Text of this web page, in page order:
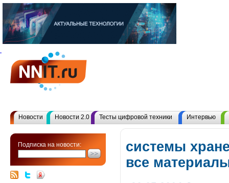
Новости Новости 2.0 Тесты цифровой техники Интервью
Подписка на новости:
системы
все